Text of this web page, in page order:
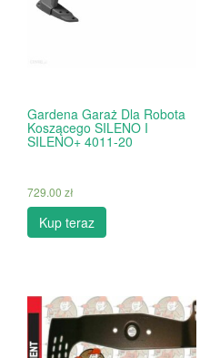
Gardena Garaż Dla Robota
Koszącego SILENO I
SILENO+ 4011-20
729.00 zł
Kup teraz